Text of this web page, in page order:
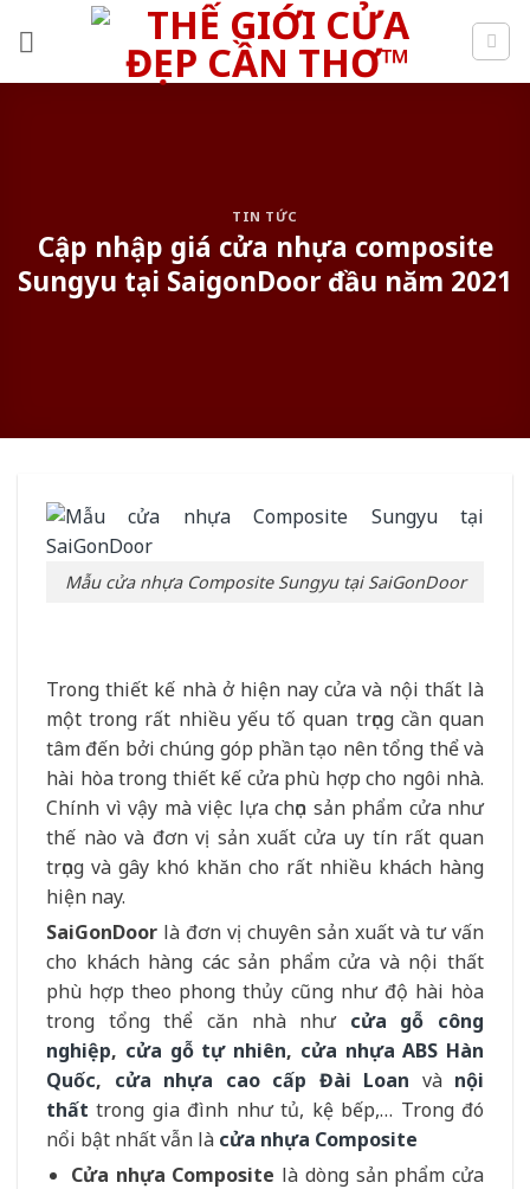
TIN TỨC
Cập nhập giá cửa nhựa composite
Sungyu tại SaigonDoor đầu năm 2021
Mẫu cửa nhựa Composite Sungyu tại SaiGonDoor
Trong thiết kế nhà ở hiện nay cửa và nội thất là
một trong rất nhiều yếu tố quan trọng cần quan
tâm đến bởi chúng góp phần tạo nên tổng thể và
hài hòa trong thiết kế cửa phù hợp cho ngôi nhà.
Chính vì vậy mà việc lựa chọn sản phẩm cửa như
thế nào và đơn vị sản xuất cửa uy tín rất quan
trọng và gây khó khăn cho rất nhiều khách hàng
hiện nay.
SaiGonDoor là đơn vị chuyên sản xuất và tư vấn
cho khách hàng các sản phẩm cửa và nội thất
phù hợp theo phong thủy cũng như độ hài hòa
trong tổng thể căn nhà như cửa gỗ công
nghiệp, cửa gỗ tự nhiên, cửa nhựa ABS Hàn
Quốc, cửa nhựa cao cấp Đài Loan và nội
thất trong gia đình như tủ, kệ bếp,… Trong đó
nổi bật nhất vẫn là cửa nhựa Composite
Cửa nhựa Composite là dòng sản phẩm cửa